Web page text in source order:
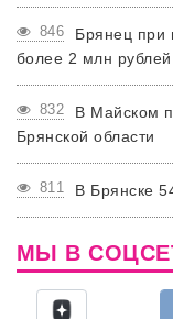
846
Брянец при
более 2 млн рублей
832
В Майском
Брянской области
811 В Брянске
МЫ В